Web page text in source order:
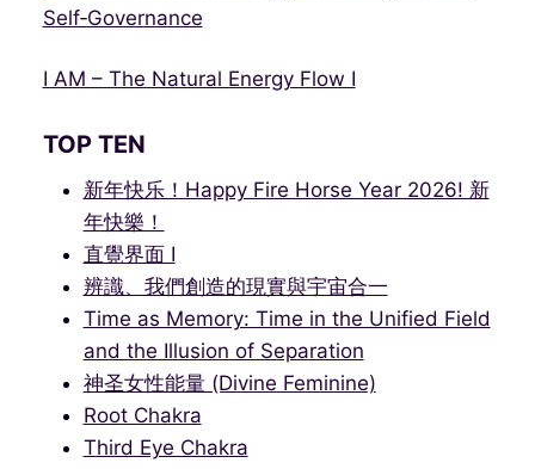
Self‑Governance
I AM – The Natural Energy Flow I
TOP TEN
新年快乐！Happy Fire Horse Year 2026! 新
年快樂！
直覺界面 I
辨識、我們創造的現實與宇宙合一
Time as Memory: Time in the Unified Field
and the Illusion of Separation
神圣女性能量 (Divine Feminine)
Root Chakra
Third Eye Chakra